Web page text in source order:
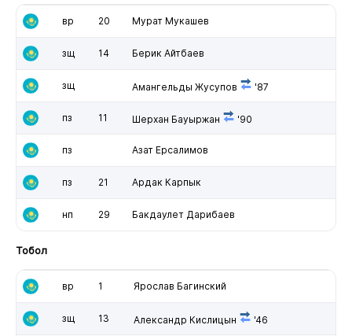
вр 20 Мурат Мукашев
зщ 14 Берик Айтбаев
зщ Амангельды Жусупов '87
пз 11 Шерхан Бауыржан '90
пз Азат Ерсалимов
пз 21 Ардак Карпык
нп 29 Бакдаулет Дарибаев
Тобол
вр 1 Ярослав Багинский
зщ 13 Александр Кислицын '46